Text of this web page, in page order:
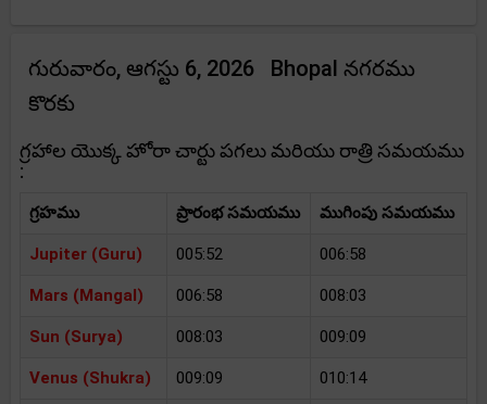
గురువారం, ఆగస్టు 6, 2026 Bhopal నగరము
కొరకు
గ్రహాల యొక్క హోరా చార్టు పగలు మరియు రాత్రి సమయము
:
గ్రహము ప్రారంభ సమయము ముగింపు సమయము
Jupiter (Guru) 005:52 006:58
Mars (Mangal) 006:58 008:03
Sun (Surya) 008:03 009:09
Venus (Shukra) 009:09 010:14